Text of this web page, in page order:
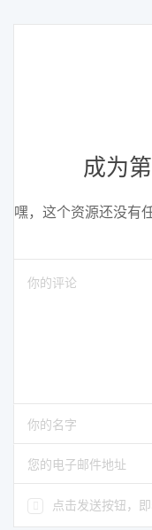
成为
嘿，这个资源还没有
请输入评论
请输入你的名字
请输入正确的电子邮件地
点击发送按钮，